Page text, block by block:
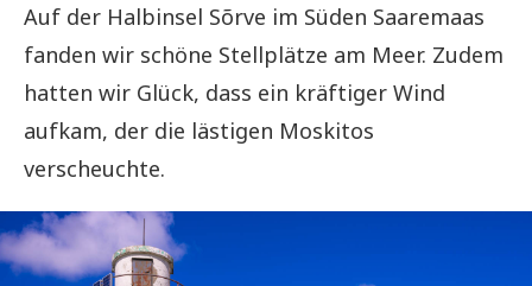
Auf der Halbinsel Sõrve im Süden Saaremaas
fanden wir schöne Stellplätze am Meer. Zudem
hatten wir Glück, dass ein kräftiger Wind
aufkam, der die lästigen Moskitos
verscheuchte.